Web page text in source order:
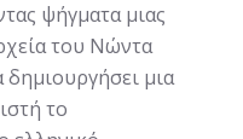
ψήγματα μιας
του Νώντα
μια
το